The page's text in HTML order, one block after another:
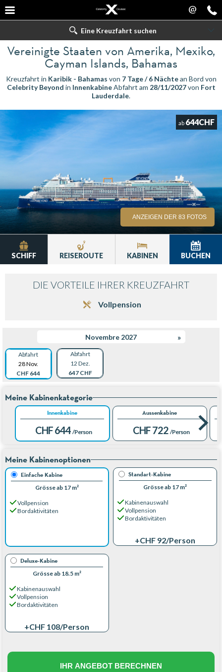
@
Eine Kreuzfahrt suchen
Vereinigte Staaten von Amerika, Mexiko,
Cayman Islands, Bahamas
Kreuzfahrt in Karibik - Bahamas von 7 Tage / 6 Nächtean Bord von
Celebrity Beyond in InnenkabineAbfahrt am 28/11/2027von Fort
Lauderdale.
ab 644CHF
ANZEIGEN DER 83 FOTOS
SCHIFF REISEROUTE KABINEN BUCHEN
DIE VORTEILE IHRER KREUZFAHRT
Vollpension
Novembre 2027 »
Abfahrt
28 Nov.
CHF 644
Abfahrt
12 Dez.
647 CHF
Meine Kabinenkategorie
Innenkabine
CHF 644 /Person
Aussenkabine
CHF 722 /Person
Meine Kabinenoptionen
Einfache Kabine
Grösse ab 17 m²
Vollpension
Bordaktivitäten
Standart-Kabine
Grösse ab 17 m²
Kabinenauswahl
Vollpension
Bordaktivitäten
+CHF 92/Person
Deluxe-Kabine
Grösse ab 18.5 m²
Kabinenauswahl
Vollpension
Bordaktivitäten
+CHF 108/Person
IHR ANGEBOT BERECHNEN